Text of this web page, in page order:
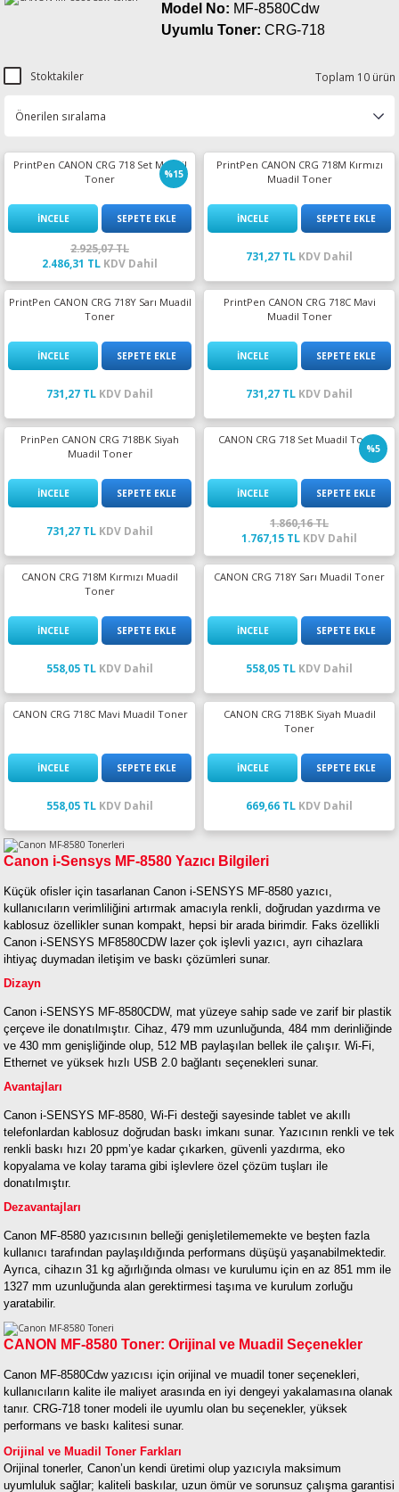
Pro
Model No: MF-8580Cdw
Uyumlu Toner: CRG-718
Stoktakiler Toplam 10 ürün
%15
PrintPen CANON CRG 718 Set Muadil
Toner
İNCELE SEPETE EKLE
2.925,07 TL
2.486,31 TL KDV Dahil
PrintPen CANON CRG 718M Kırmızı
Muadil Toner
İNCELE SEPETE EKLE
731,27 TL KDV Dahil
PrintPen CANON CRG 718Y Sarı Muadil
Toner
İNCELE SEPETE EKLE
731,27 TL KDV Dahil
PrintPen CANON CRG 718C Mavi
Muadil Toner
İNCELE SEPETE EKLE
731,27 TL KDV Dahil
PrinPen CANON CRG 718BK Siyah
Muadil Toner
İNCELE SEPETE EKLE
731,27 TL KDV Dahil
%5
CANON CRG 718 Set Muadil Toner
İNCELE SEPETE EKLE
1.860,16 TL
1.767,15 TL KDV Dahil
CANON CRG 718M Kırmızı Muadil
Toner
İNCELE SEPETE EKLE
558,05 TL KDV Dahil
CANON CRG 718Y Sarı Muadil Toner
İNCELE SEPETE EKLE
558,05 TL KDV Dahil
CANON CRG 718C Mavi Muadil Toner
İNCELE SEPETE EKLE
558,05 TL KDV Dahil
CANON CRG 718BK Siyah Muadil
Toner
İNCELE SEPETE EKLE
669,66 TL KDV Dahil
Canon i-Sensys MF-8580 Yazıcı Bilgileri
Küçük ofisler için tasarlanan Canon i-SENSYS MF-8580 yazıcı,
kullanıcıların verimliliğini artırmak amacıyla renkli, doğrudan yazdırma ve
kablosuz özellikler sunan kompakt, hepsi bir arada birimdir. Faks özellikli
Canon i-SENSYS MF8580CDW lazer çok işlevli yazıcı, ayrı cihazlara
ihtiyaç duymadan iletişim ve baskı çözümleri sunar.
Dizayn
Canon i-SENSYS MF-8580CDW, mat yüzeye sahip sade ve zarif bir plastik
çerçeve ile donatılmıştır. Cihaz, 479 mm uzunluğunda, 484 mm derinliğinde
ve 430 mm genişliğinde olup, 512 MB paylaşılan bellek ile çalışır. Wi-Fi,
Ethernet ve yüksek hızlı USB 2.0 bağlantı seçenekleri sunar.
Avantajları
Canon i-SENSYS MF-8580, Wi-Fi desteği sayesinde tablet ve akıllı
telefonlardan kablosuz doğrudan baskı imkanı sunar. Yazıcının renkli ve tek
renkli baskı hızı 20 ppm’ye kadar çıkarken, güvenli yazdırma, eko
kopyalama ve kolay tarama gibi işlevlere özel çözüm tuşları ile
donatılmıştır.
Dezavantajları
Canon MF-8580 yazıcısının belleği genişletilememekte ve beşten fazla
kullanıcı tarafından paylaşıldığında performans düşüşü yaşanabilmektedir.
Ayrıca, cihazın 31 kg ağırlığında olması ve kurulumu için en az 851 mm ile
1327 mm uzunluğunda alan gerektirmesi taşıma ve kurulum zorluğu
yaratabilir.
CANON MF-8580 Toner: Orijinal ve Muadil Seçenekler
Canon MF-8580Cdw yazıcısı için orijinal ve muadil toner seçenekleri,
kullanıcıların kalite ile maliyet arasında en iyi dengeyi yakalamasına olanak
tanır. CRG-718 toner modeli ile uyumlu olan bu seçenekler, yüksek
performans ve baskı kalitesi sunar.
Orijinal ve Muadil Toner Farkları
Orijinal tonerler, Canon’un kendi üretimi olup yazıcıyla maksimum
uyumluluk sağlar; kaliteli baskılar, uzun ömür ve sorunsuz çalışma garantisi